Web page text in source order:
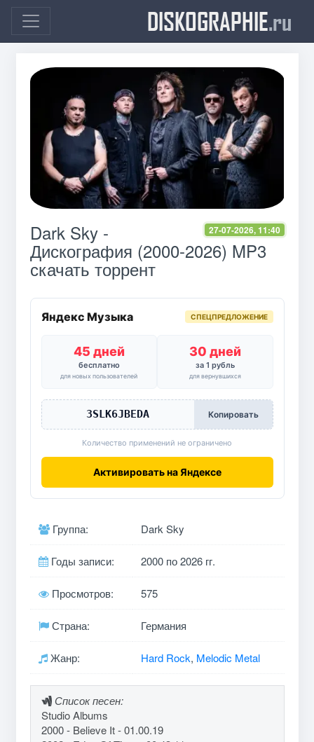
DISKOGRAPHIE.ru
27-07-2026, 11:40
Dark Sky -
Дискография (2000-2026) MP3
скачать торрент
Яндекс Музыка СПЕЦПРЕДЛОЖЕНИЕ
45 дней
бесплатно
для новых пользователей
30 дней
за 1 рубль
для вернувшихся
3SLK6JBEDA Копировать
Количество применений не ограничено
Активировать на Яндексе
Группа: Dark Sky
Годы записи: 2000 по 2026 гг.
Просмотров: 575
Страна: Германия
Жанр: Hard Rock, Melodic Metal
Список песен:
Studio Albums
2000 - Believe It - 01.00.19